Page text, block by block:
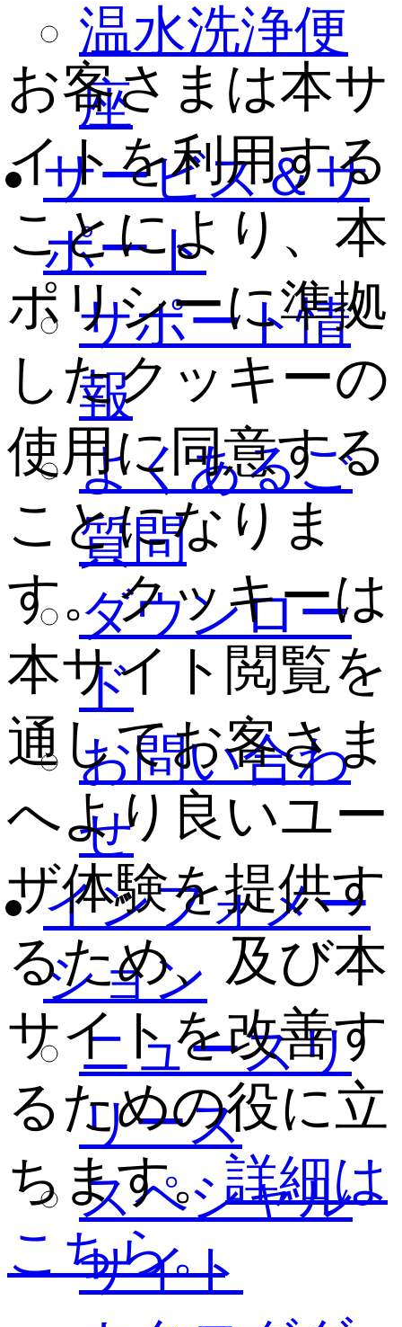
温水洗浄便
座
サービス＆サ
ポート
サポート情
報
よくあるご
質問
ダウンロー
ド
お問い合わ
せ
インフォメー
ション
ニュースリ
リース
スペシャル
サイト
お客さまは本サ
イトを利用する
ことにより、本
ポリシーに準拠
したクッキーの
使用に同意する
ことになりま
す。クッキーは
本サイト閲覧を
通してお客さま
へより良いユー
ザ体験を提供す
るため、及び本
サイトを改善す
るための役に立
ちます。詳細は
こちら。